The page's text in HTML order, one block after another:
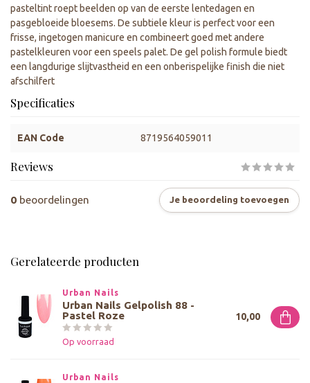
pasteltint roept beelden op van de eerste lentedagen en
pasgebloeide bloesems. De subtiele kleur is perfect voor een
frisse, ingetogen manicure en combineert goed met andere
pastelkleuren voor een speels palet. De gel polish formule biedt
een langdurige slijtvastheid en een onberispelijke finish die niet
afschilfert
Specificaties
EAN Code 8719564059011
Reviews
0 beoordelingen Je beoordeling toevoegen
Gerelateerde producten
Urban Nails
Urban Nails Gelpolish 88 -
Pastel Roze
Op voorraad
10,00
Urban Nails